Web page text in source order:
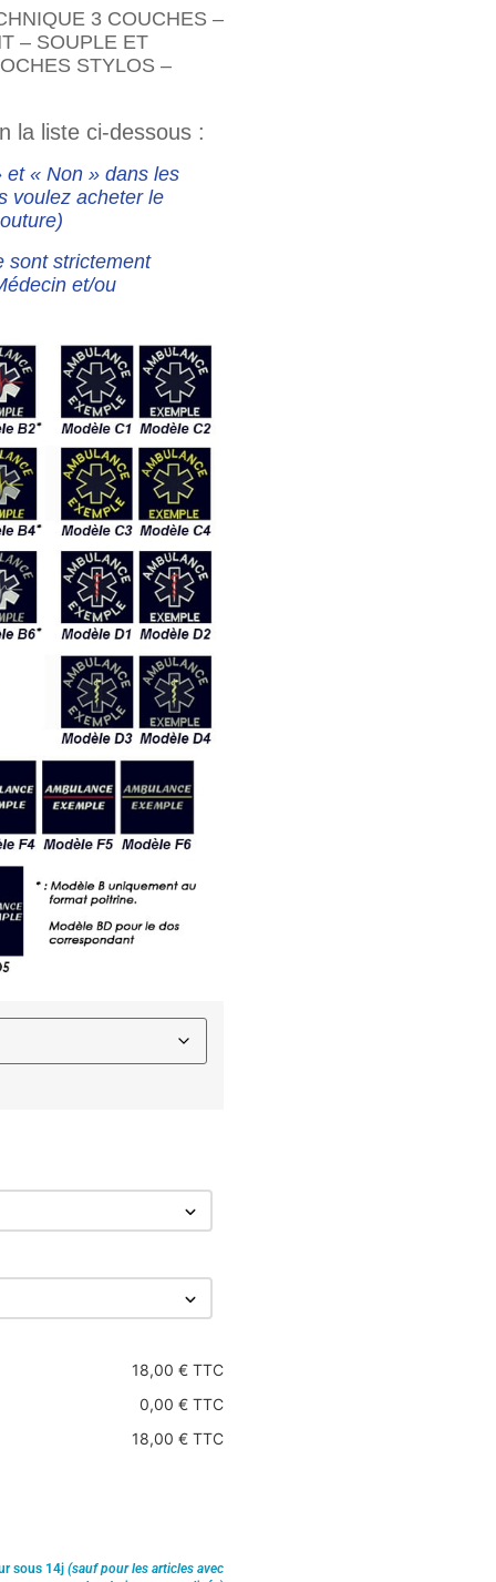
3 COUCHES –
– SOUPLE ET
STYLOS –
la liste ci-dessous :
« Non » dans les
voulez acheter le
sont strictement
et/ou
18,00 € TTC
0,00 € TTC
18,00 € TTC
sous 14j (sauf pour les articles avec